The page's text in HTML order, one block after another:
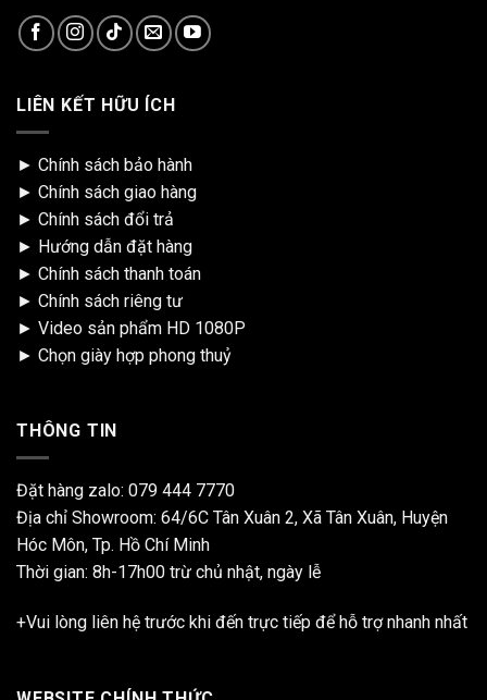
LIÊN KẾT HỮU ÍCH
► Chính sách bảo hành
► Chính sách giao hàng
► Chính sách đổi trả
► Hướng dẫn đặt hàng
► Chính sách thanh toán
► Chính sách riêng tư
► Video sản phẩm HD 1080P
► Chọn giày hợp phong thuỷ
THÔNG TIN
Đặt hàng zalo: 079 444 7770
Địa chỉ Showroom: 64/6C Tân Xuân 2, Xã Tân Xuân, Huyện
Hóc Môn, Tp. Hồ Chí Minh
Thời gian: 8h-17h00 trừ chủ nhật, ngày lễ
+Vui lòng liên hệ trước khi đến trực tiếp để hỗ trợ nhanh nhất